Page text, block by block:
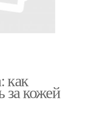
как
за кожей